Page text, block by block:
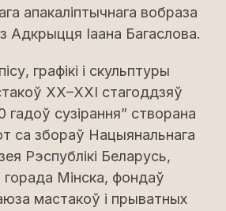
апакаліптычнага вобраза
Адкрыцця Іаана Багаслова.
графікі і скульптуры
XX–XXI стагоддзяў
сузірання” створана
са збораў Нацыянальнага
Рэспублікі Беларусь,
горада Мінска, фондаў
мастакоў і прыватных